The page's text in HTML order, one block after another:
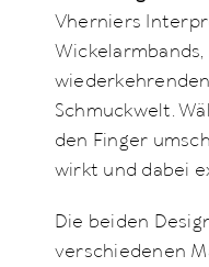
Vherniers
Schmuckwelt.
den Finger
wirkt und dabei
Die beiden
verschiedenen